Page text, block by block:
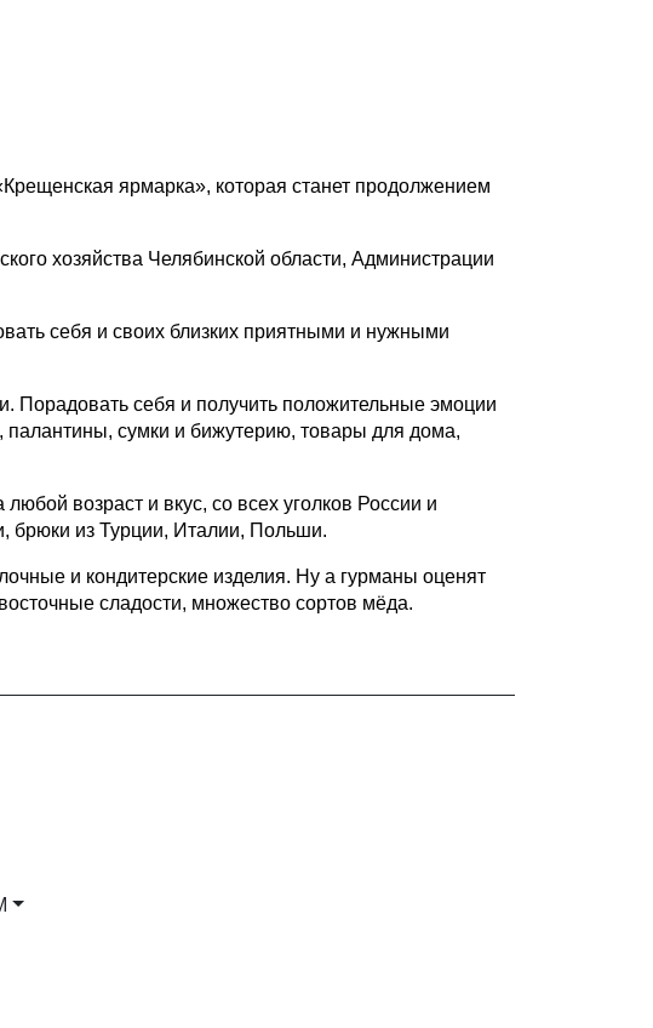
ярмарка», которая станет продолжением
хозяйства Челябинской области, Администрации
себя и своих близких приятными и нужными
Порадовать себя и получить положительные эмоции
сумки и бижутерию, товары для дома,
возраст и вкус, со всех уголков России и
брюки из Турции, Италии, Польши.
и кондитерские изделия. Ну а гурманы оценят
сладости, множество сортов мёда.